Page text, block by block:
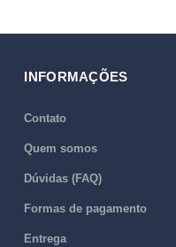
INFORMAÇÕES
Contato
Quem somos
Dúvidas (FAQ)
Formas de pagamento
Entrega